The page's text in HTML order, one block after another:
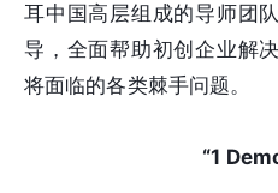
耳中国高层组成的导师团
导，全面帮助初创企业解
将面临的各类棘手问题。
“1